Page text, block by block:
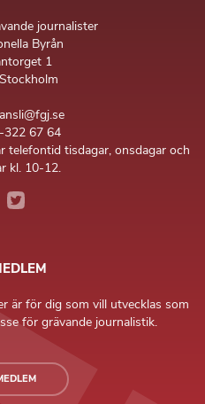
journalister
Byrån
1
322 67 64
telefontid tisdagar, onsdagar och
kl. 10-12.
är för dig som vill utvecklas som
för grävande journalistik.